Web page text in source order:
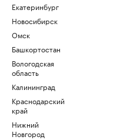
Екатеринбург
Новосибирск
Омск
Башкортостан
Вологодская
область
Калининград
Краснодарский
край
Нижний
Новгород